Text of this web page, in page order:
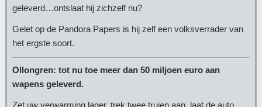
geleverd…ontslaat hij zichzelf nu?
Gelet op de Pandora Papers is hij zelf een volksverrader van
het ergste soort.
Ollongren: tot nu toe meer dan 50 miljoen euro aan
wapens geleverd.
Zet uw verwarming lager, trek twee truien aan, laat de auto